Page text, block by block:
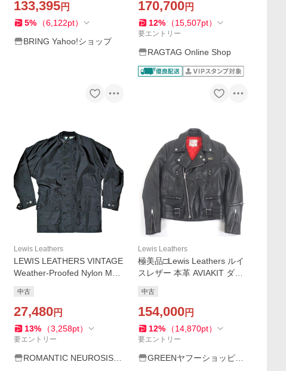
ーコイズ
133,395円
5% （6,122pt）
BRING Yahoo!ショップ
170,700円
12% （15,507pt）
要エントリー
RAGTAG Online Shop
Lewis Leathers
LEWIS LEATHERS VINTAGE
Weather-Proofed Nylon Mot
ザー ヴィンテージ ナイロン
レイン ジャケット
中古
27,480円
13% （3,258pt）
要エントリー
ROMANTIC NEUROSIS
Lewis Leathers
極美品□Lewis Leathers ルイ
スレザー 本革 AVIAKIT ダブ
ット ブラック 34 イングラン
ド製 メンズオススメ
中古
154,000円
12% （14,870pt）
要エントリー
GREENヤフーショッピン